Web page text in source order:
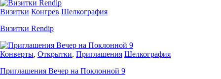
Визитки Конгрев Шелкография
Визитки Rendip
Конверты, Открытки, Приглашения Шелкография
Приглашения Вечер на Поклонной 9